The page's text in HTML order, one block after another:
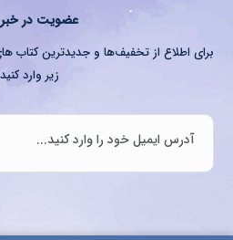
عضویت در
برای اطلاع از تخفیف‌ها و جدیدترین کتاب
زیر وارد کنید